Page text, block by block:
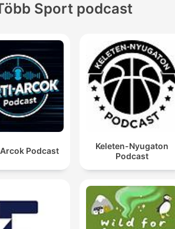
Sport podcast
Podcast
Keleten-Nyugaton
Podcast